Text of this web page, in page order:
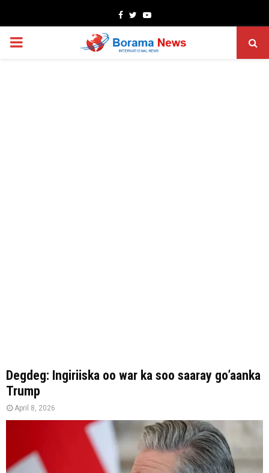
Facebook
TwitterYoutube
PRIMARY
Degdeg: Ingiriiska oo war ka soo saaray go’aanka
Trump
April 8, 2026